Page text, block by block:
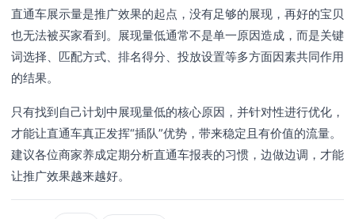
直通车展示量是推广效果的起点，没有足够的展现，再好的宝贝
也无法被买家看到。展现量低通常不是单一原因造成，而是关键
词选择、匹配方式、排名得分、投放设置等多方面因素共同作用
的结果。
只有找到自己计划中展现量低的核心原因，并针对性进行优化，
才能让直通车真正发挥“插队”优势，带来稳定且有价值的流量。
建议各位商家养成定期分析直通车报表的习惯，边做边调，才能
让推广效果越来越好。